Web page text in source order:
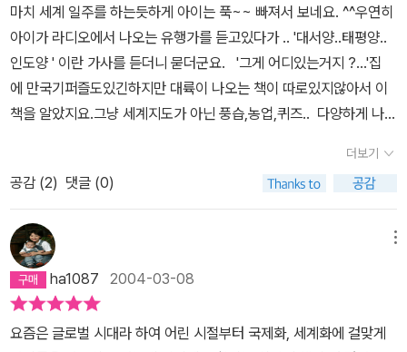
마치 세계 일주를 하는듯하게 아이는 푹~~ 빠져서 보네요. ^^우연히
아이가 라디오에서 나오는 유행가를 듣고있다가 .. '대서양..태평양..
인도양 ' 이란 가사를 듣더니 묻더군요. '그게 어디있는거지 ?...'집
에 만국기퍼즐도있긴하지만 대륙이 나오는 책이 따로있지않아서 이
책을 알았지요.그냥 세계지도가 아닌 풍습,농업,퀴즈.. 다양하게 나와
껴볼수있지요.초등학생 아이라면 쉽게 볼수있을듯해요. 요즘 아이들
인터넷으로 검색을 많이 하는데... 아이가 직접 ?아보며 정보를 알수
있게 조금만 도와준다면 더 흥미로워한답니다. 단지... 가보싶은 나라
가 많아서 여기저기 가보자고 조르기도하지요... ^.^
더보기
공감 (2) 댓글 (0)
ha1087 2004-03-08
요즘은 글로벌 시대라 하여 어린 시절부터 국제화, 세계화에 걸맞게